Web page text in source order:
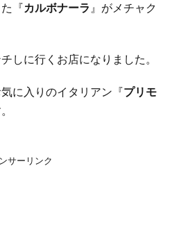
『カルボナーラ 』がメチャク
しに行くお店になりました。
に入りのイタリアン『プリモ
サーリンク